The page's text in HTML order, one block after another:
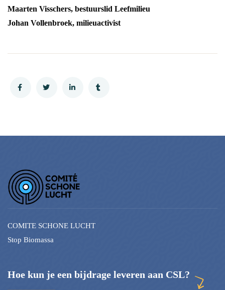
Maarten Visschers, bestuurslid Leefmilieu
Johan Vollenbroek, milieuactivist
COMITE SCHONE LUCHT
Stop Biomassa
Hoe kun je een bijdrage leveren aan CSL?